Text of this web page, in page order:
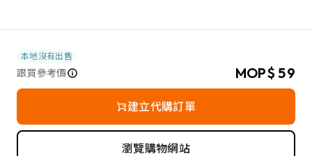
本地沒有出售
跟買參考價 MOP$ 59
建立代購訂單
瀏覽購物網站